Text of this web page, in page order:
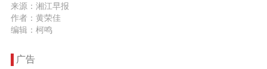
来源：湘江早报
作者：黄荣佳
编辑：柯鸣
广告